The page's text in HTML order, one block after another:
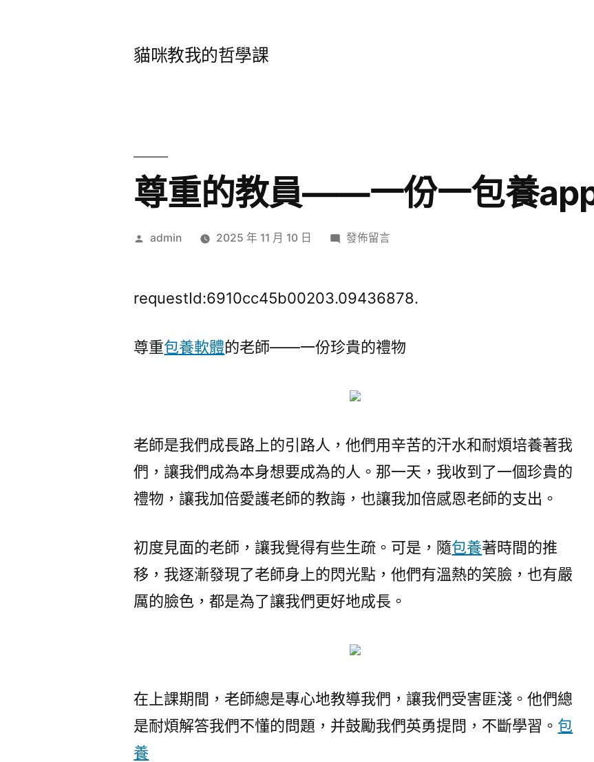
貓咪教我的哲學課
尊重的教員——一份一包養
作
admin 2025 年 11 月 10 日
在
的
——
份
養
app
禮
品〉
發佈留言
requestId:6910cc45b00203.09436878.
尊重包養軟體的老師——一份珍貴的禮物
老師是我們成長路上的引路人，他們用辛苦的汗水和耐煩培養著我
們，讓我們成為本身想要成為的人。那一天，我收到了一個珍貴的
禮物，讓我加倍愛護老師的教誨，也讓我加倍感恩老師的支出。
初度見面的老師，讓我覺得有些生疏。可是，隨包養著時間的推
移，我逐漸發現了老師身上的閃光點，他們有溫熱的笑臉，也有嚴
厲的臉色，都是為了讓我們更好地成長。
在上課期間，老師總是專心地教導我們，讓我們受害匪淺。他們總
是耐煩解答我們不懂的問題，并鼓勵我們英勇提問，不斷學習。 包
養